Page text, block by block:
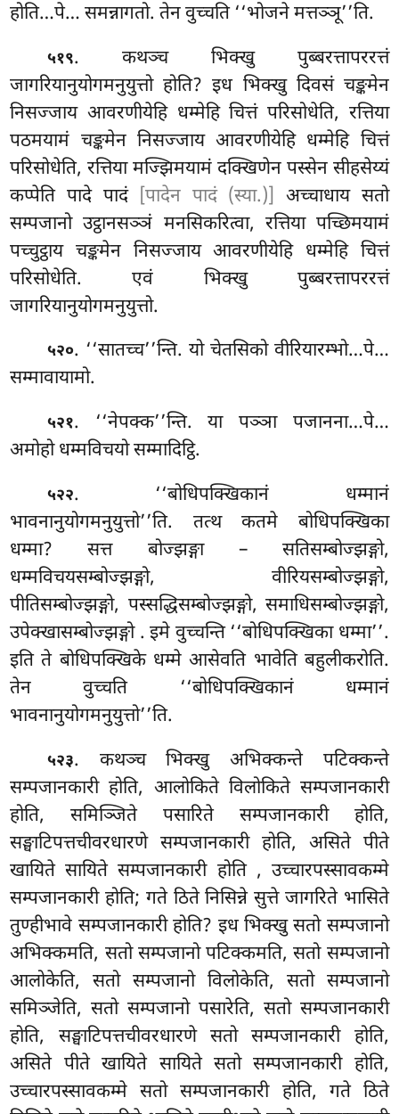
होति…पे… समन्नागतो. तेन वुच्चति ‘‘भोजने मत्तञ्ञू’’ति.
५१९. कथञ्च भिक्खु पुब्बरत्तापररत्तं
जागरियानुयोगमनुयुत्तो होति? इध भिक्खु दिवसं चङ्कमेन
निसज्जाय आवरणीयेहि धम्मेहि चित्तं परिसोधेति, रत्तिया
पठमयामं चङ्कमेन निसज्जाय आवरणीयेहि धम्मेहि चित्तं
परिसोधेति, रत्तिया मज्झिमयामं दक्खिणेन पस्सेन सीहसेय्यं
कप्पेति पादे पादं
[पादेन पादं (स्या.)]
अच्चाधाय सतो
सम्पजानो उट्ठानसञ्ञं मनसिकरित्वा, रत्तिया पच्छिमयामं
पच्चुट्ठाय चङ्कमेन निसज्जाय आवरणीयेहि धम्मेहि चित्तं
परिसोधेति. एवं भिक्खु पुब्बरत्तापररत्तं
जागरियानुयोगमनुयुत्तो.
५२०. ‘‘सातच्च’’न्ति. यो चेतसिको वीरियारम्भो…पे…
सम्मावायामो.
५२१. ‘‘नेपक्क’’न्ति. या पञ्ञा पजानना…पे…
अमोहो धम्मविचयो सम्मादिट्ठि.
५२२. ‘‘बोधिपक्खिकानं धम्मानं
भावनानुयोगमनुयुत्तो’’ति. तत्थ कतमे बोधिपक्खिका
धम्मा? सत्त बोज्झङ्गा – सतिसम्बोज्झङ्गो,
धम्मविचयसम्बोज्झङ्गो, वीरियसम्बोज्झङ्गो,
पीतिसम्बोज्झङ्गो, पस्सद्धिसम्बोज्झङ्गो, समाधिसम्बोज्झङ्गो,
उपेक्खासम्बोज्झङ्गो . इमे वुच्चन्ति ‘‘बोधिपक्खिका धम्मा’’.
इति ते बोधिपक्खिके धम्मे आसेवति भावेति बहुलीकरोति.
तेन वुच्चति ‘‘बोधिपक्खिकानं धम्मानं
भावनानुयोगमनुयुत्तो’’ति.
५२३. कथञ्चभिक्खु अभिक्कन्ते पटिक्कन्ते
सम्पजानकारी होति, आलोकिते विलोकिते सम्पजानकारी
होति, समिञ्जिते पसारिते सम्पजानकारी होति,
सङ्घाटिपत्तचीवरधारणे सम्पजानकारी होति, असिते पीते
खायिते सायिते सम्पजानकारी होति , उच्चारपस्सावकम्मे
सम्पजानकारी होति; गते ठिते निसिन्ने सुत्ते जागरिते भासिते
तुण्हीभावे सम्पजानकारी होति? इध भिक्खु सतो सम्पजानो
अभिक्कमति, सतो सम्पजानो पटिक्कमति, सतो सम्पजानो
आलोकेति, सतो सम्पजानो विलोकेति, सतो सम्पजानो
समिञ्जेति, सतो सम्पजानो पसारेति, सतो सम्पजानकारी
होति, सङ्घाटिपत्तचीवरधारणे सतो सम्पजानकारी होति,
असिते पीते खायिते सायिते सतो सम्पजानकारी होति,
उच्चारपस्सावकम्मे सतो सम्पजानकारी होति, गते ठिते